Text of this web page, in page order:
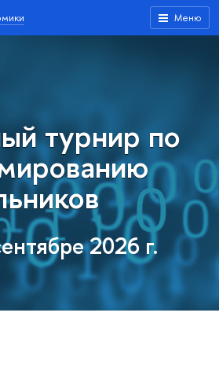
Меню
турнир по
2026 г.